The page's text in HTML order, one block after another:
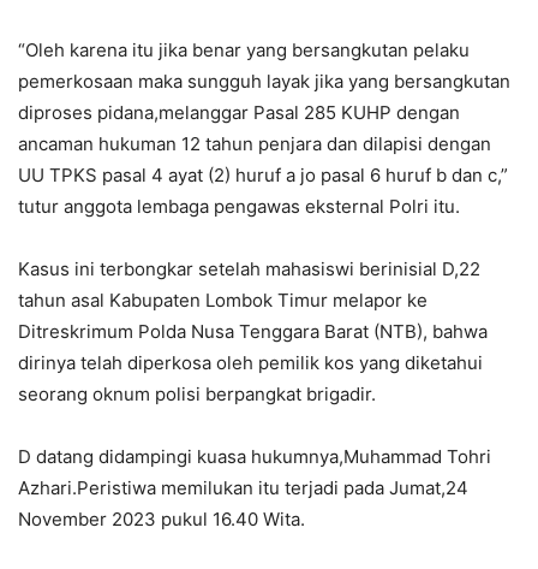
“Oleh karena itu jika benar yang bersangkutan pelaku
pemerkosaan maka sungguh layak jika yang bersangkutan
diproses pidana,melanggar Pasal 285 KUHP dengan
ancaman hukuman 12 tahun penjara dan dilapisi dengan
UU TPKS pasal 4 ayat (2) huruf a jo pasal 6 huruf b dan c,”
tutur anggota lembaga pengawas eksternal Polri itu.
Kasus ini terbongkar setelah mahasiswi berinisial D,22
tahun asal Kabupaten Lombok Timur melapor ke
Ditreskrimum Polda Nusa Tenggara Barat (NTB), bahwa
dirinya telah diperkosa oleh pemilik kos yang diketahui
seorang oknum polisi berpangkat brigadir.
D datang didampingi kuasa hukumnya,Muhammad Tohri
Azhari.Peristiwa memilukan itu terjadi pada Jumat,24
November 2023 pukul 16.40 Wita.